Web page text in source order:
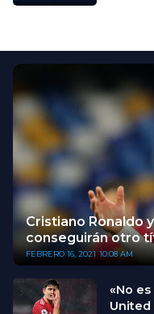
Cristiano Ronaldo
conseguirán otro
FEBRERO 16, 2021 10:08 AM
«No
United